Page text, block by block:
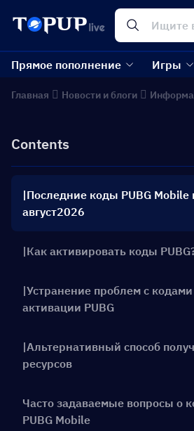
Прямое пополнение Игры
Главная Новости и блоги
Contents
|Последние коды PUBG Mobile
август2026
|Как активировать коды
|Устранение проблем с кодами
активации PUBG
|Альтернативный способ
ресурсов
Часто задаваемые вопросы о
PUBG Mobile